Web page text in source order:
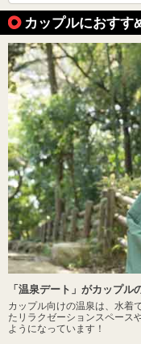
カップルにおすす
「温泉デート」がカップル
カップル向けの温泉は、水着
たリラクゼーションスペー
ようになっています！